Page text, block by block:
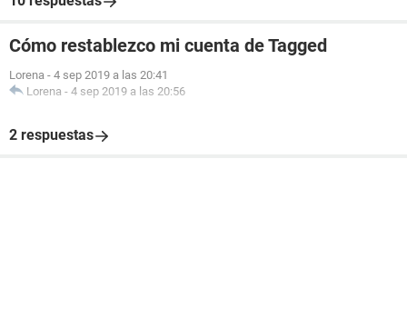
Cómo restablezco mi cuenta de Tagged
Lorena - 4 sep 2019 a las 20:41
Lorena - 4 sep 2019 a las 20:56
2 respuestas